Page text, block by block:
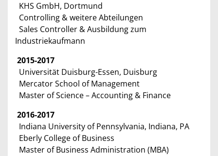
KHS GmbH, Dortmund
Controlling & weitere Abteilungen
Sales Controller & Ausbildung zum
Industriekaufmann
2015-2017
Universität Duisburg-Essen, Duisburg
Mercator School of Management
Master of Science – Accounting & Finance
2016-2017
Indiana University of Pennsylvania, Indiana, PA
Eberly College of Business
Master of Business Administration (MBA)